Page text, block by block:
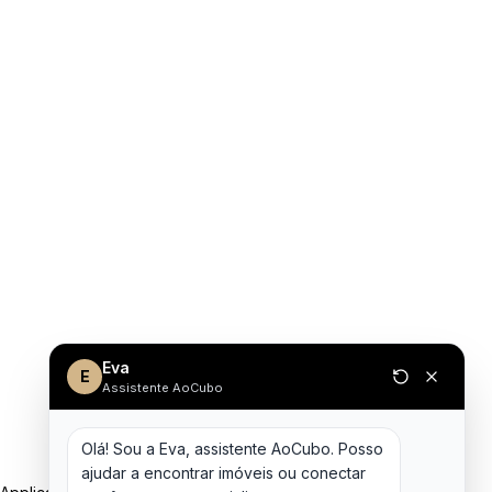
E Eva
Assistente AoCubo
Olá! Sou a Eva, assistente AoCubo. Posso
ajudar a encontrar imóveis ou conectar